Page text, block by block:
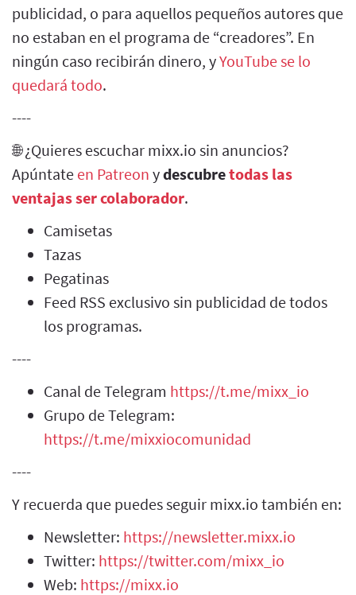
publicidad, o para aquellos pequeños autores que
no estaban en el programa de “creadores”. En
ningún caso recibirán dinero, yYouTube se lo
quedará todo.
----
🌐 ¿Quieres escuchar mixx.io sin anuncios?
Apúntate en Patreon ydescubretodas las
ventajas ser colaborador.
Camisetas
Tazas
Pegatinas
Feed RSS exclusivo sin publicidad de todos
los programas.
----
Canal de Telegram https://t.me/mixx_io
Grupo de Telegram:
https://t.me/mixxiocomunidad
----
Y recuerda que puedes seguir mixx.io también en:
Newsletter: https://newsletter.mixx.io
Twitter: https://twitter.com/mixx_io
Web: https://mixx.io